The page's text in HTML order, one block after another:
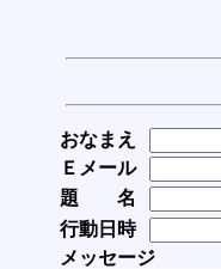
おなまえ
Ｅメール
題 名
行動日時
メッセージ